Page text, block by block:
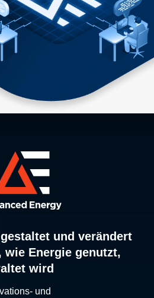
und verändert
wie Energie genutzt,
wird
und